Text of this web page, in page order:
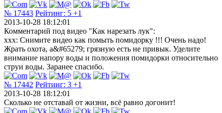
№ 17443 Рейтинг: 5 +1
2013-10-28 18:12:01
Комментарий под видео "Как нарезать лук":
xxx: Снимите видео как помыть помидорку !!! Очень надо!
Жрать охота, а&#65279; грязную есть не привык. Уделите
внимание напору воды и положения помидорки относительно
струи воды. Заранее спасибо.
№ 17442 Рейтинг: 3 +1
2013-10-28 18:12:01
Сколько не отставай от жизни, всё равно догонит!